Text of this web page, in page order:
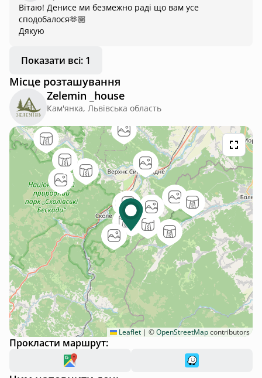
Вітаю! Денисе ми безмежно раді що вам усе
сподобалося🫶🏼
Дякую
Показати всі: 1
Місце розташування
Zelemin _house
Кам'янка, Львівська область
Leaflet | ©OpenStreetMapcontributors
Прокласти маршрут: